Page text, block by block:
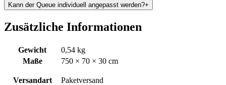
Kann der Queue individuell angepasst werden?+
Zusätzliche Informationen
Gewicht
0,54 kg
Maße
750 × 70 × 30 cm
Versandart Paketversand